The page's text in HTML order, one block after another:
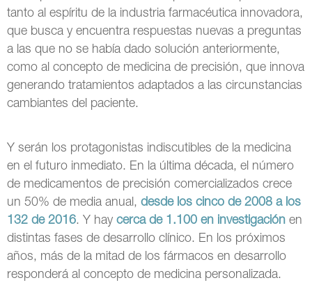
tanto al espíritu de la industria farmacéutica innovadora,
que busca y encuentra respuestas nuevas a preguntas
a las que no se había dado solución anteriormente,
como al concepto de medicina de precisión, que innova
generando tratamientos adaptados a las circunstancias
cambiantes del paciente.
Y serán los protagonistas indiscutibles de la medicina
en el futuro inmediato. En la última década, el número
de medicamentos de precisión comercializados crece
un 50% de media anual,desde los cinco de 2008 a los
132 de 2016. Y haycerca de 1.100 en investigación en
distintas fases de desarrollo clínico. En los próximos
años, más de la mitad de los fármacos en desarrollo
responderá al concepto de medicina personalizada.